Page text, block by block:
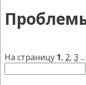
На страницу 1, 2, 3 ...